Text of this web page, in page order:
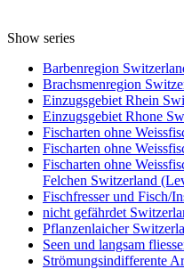
Show series
Barbenregion
Brachsmenregion
Einzugsgebiet Rhein
Einzugsgebiet Rhone
Fischarten ohne
Fischarten ohne
Fischarten ohne
Felchen Switzerland
Fischfresser und Fisch/
nicht gefährdet
Pflanzenlaicher
Seen und langsam
Strömungsindifferente